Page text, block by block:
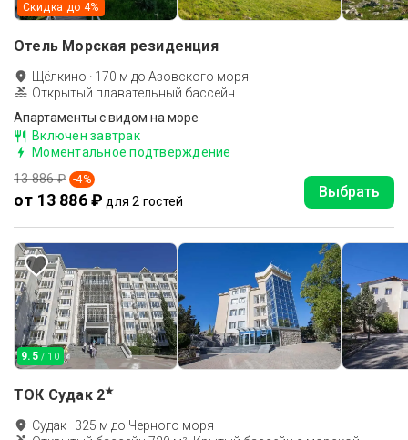
Скидка до 4%
Отель Морская резиденция
Щёлкино · 170 м до Азовского моря
Открытый плавательный бассейн
Апартаменты с видом на море
Включен завтрак
Моментальное подтверждение
13 886 ₽ -4%
от 13 886 ₽ для 2 гостей
Выбрать
9.5 / 10
ТОК Судак 2★
Судак · 325 м до Черного моря